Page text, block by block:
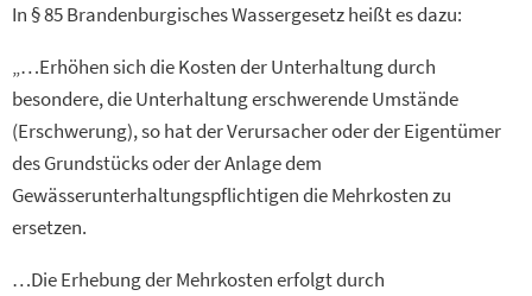
In § 85 Brandenburgisches Wassergesetz heißt es dazu:
„…Erhöhen sich die Kosten der Unterhaltung durch
besondere, die Unterhaltung erschwerende Umstände
(Erschwerung), so hat der Verursacher oder der Eigentümer
des Grundstücks oder der Anlage dem
Gewässerunterhaltungspflichtigen die Mehrkosten zu
ersetzen.
…Die Erhebung der Mehrkosten erfolgt durch